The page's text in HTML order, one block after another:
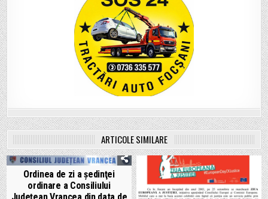
ARTICOLE SIMILARE
Ordinea de zi a şedinţei
ordinare a Consiliului